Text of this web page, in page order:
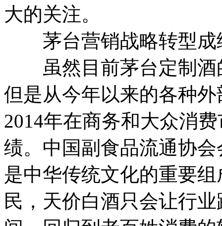
大的关注。
茅台营销战略转型成
虽然目前茅台定制酒
但是从今年以来的各种
2014年在商务和大众消
绩。中国副食品流通协
是中华传统文化的重要
民，天价白酒只会让行